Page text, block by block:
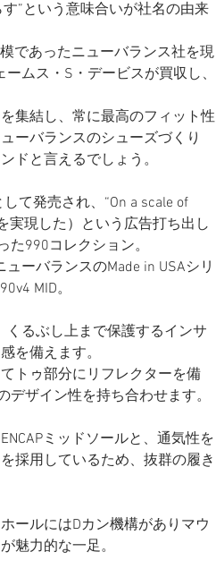
”という意味合いが社名の由来
であったニューバランス社を現
ムス・S・デービスが買収し、
集結し、常に最高のフィット性
ーバランスのシューズづくり
ドと言えるでしょう。
て発売され、“On a scale of
実現した）という広告打ち出し
990コレクション。
ーバランスのMade in USAシリ
MID。
くるぶし上まで保護するインサ
を備えます。
トゥ部分にリフレクターを備
デザイン性を持ち合わせます。
ミッドソールと、通気性を
採用しているため、抜群の履き
ールにはDカン機構がありマウ
魅力的な一足。